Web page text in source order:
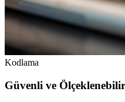
Kodlama
Güvenli ve